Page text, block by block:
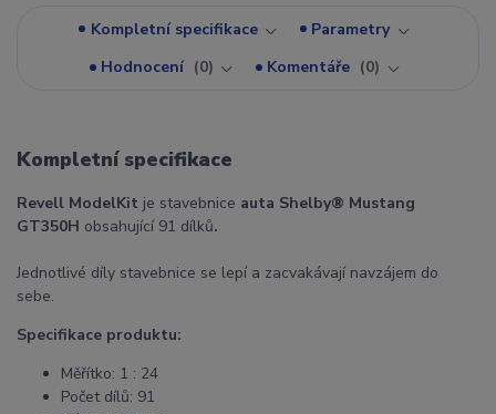
Kompletní specifikace
Parametry
Hodnocení
0 Komentáře 0
Kompletní specifikace
Revell ModelKit je stavebnice auta Shelby® Mustang
GT350H obsahující 91 dílků.
Jednotlivé díly stavebnice se lepí a zacvakávají navzájem do
sebe.
Specifikace produktu:
Měřítko: 1 : 24
Počet dílů: 91